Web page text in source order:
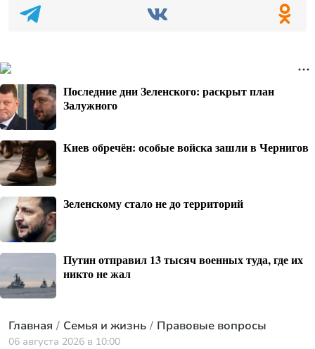
Последние дни Зеленского: раскрыт план
Залужного
Киев обречён: особые войска зашли в Чернигов
Зеленскому стало не до территорий
Путин отправил 13 тысяч военных туда, где их
никто не жал
Главная Семья и жизнь Правовые вопросы
06 августа 2026 в 10:00